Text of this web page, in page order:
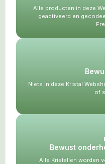
Alle producten in deze
geactiveerd en
Niets in deze Kristal
of
Bewust
Alle Kristallen worden